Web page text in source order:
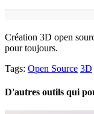
Création 3D open
pour toujours.
Tags: Open Source 3D
D'autres outils qui